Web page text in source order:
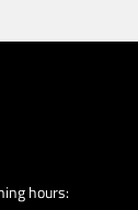
hours: